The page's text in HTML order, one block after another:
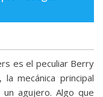
es el peculiar Berry
mecánica principal
agujero. Algo que